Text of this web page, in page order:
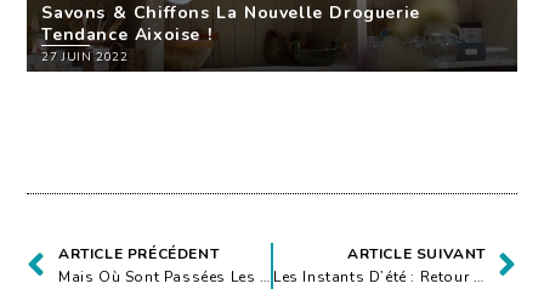
Savons & Chiffons La Nouvelle Droguerie
Tendance Aixoise !
27 JUIN 2022
ARTICLE PRÉCÉDENT
Mais Où Sont Passées Les Soirées Food Trucks Du Parc Rambot ?
ARTICLE SUIVANT
Les Instants D’été : Retour Du Cinéma En Plein Air